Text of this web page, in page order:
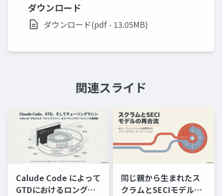
ダウンロード
ダウンロード(pdf - 13.05MB)
関連スライド
Calude Code によって
GTDにおけるロング
同じ親から生まれたス
クラムとSECIモデルは